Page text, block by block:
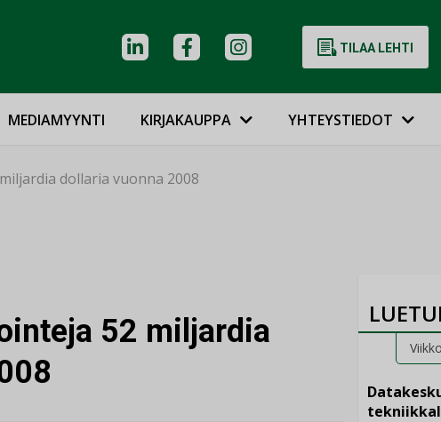
TILAA LEHTI
MEDIAMYYNTI KIRJAKAUPPA YHTEYSTIEDOT
dollaria vuonna 2008
52 miljardia
Viikko